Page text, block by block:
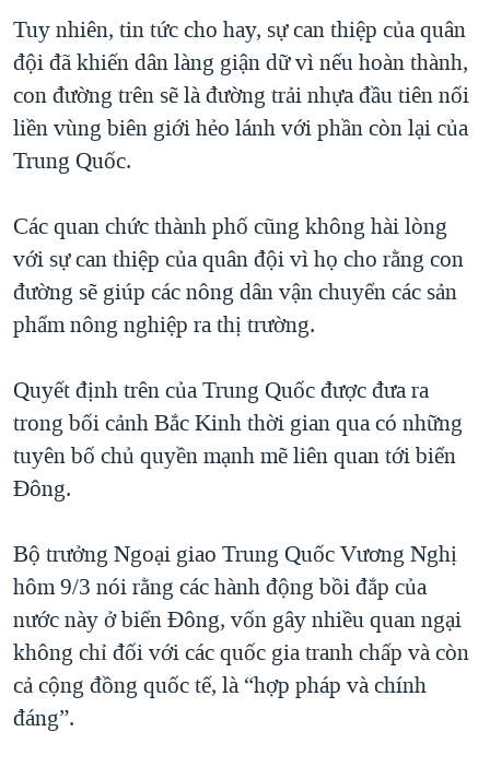
Tuy nhiên, tin tức cho hay, sự can thiệp của quân
đội đã khiến dân làng giận dữ vì nếu hoàn thành,
con đường trên sẽ là đường trải nhựa đầu tiên nối
liền vùng biên giới hẻo lánh với phần còn lại của
Trung Quốc.
Các quan chức thành phố cũng không hài lòng
với sự can thiệp của quân đội vì họ cho rằng con
đường sẽ giúp các nông dân vận chuyển các sản
phẩm nông nghiệp ra thị trường.
Quyết định trên của Trung Quốc được đưa ra
trong bối cảnh Bắc Kinh thời gian qua có những
tuyên bố chủ quyền mạnh mẽ liên quan tới biển
Đông.
Bộ trưởng Ngoại giao Trung Quốc Vương Nghị
hôm 9/3 nói rằng các hành động bồi đắp của
nước này ở biển Đông, vốn gây nhiều quan ngại
không chỉ đối với các quốc gia tranh chấp và còn
cả cộng đồng quốc tế, là “hợp pháp và chính
đáng”.